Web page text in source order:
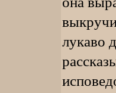
лукаво